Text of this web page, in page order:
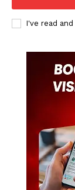
I've read